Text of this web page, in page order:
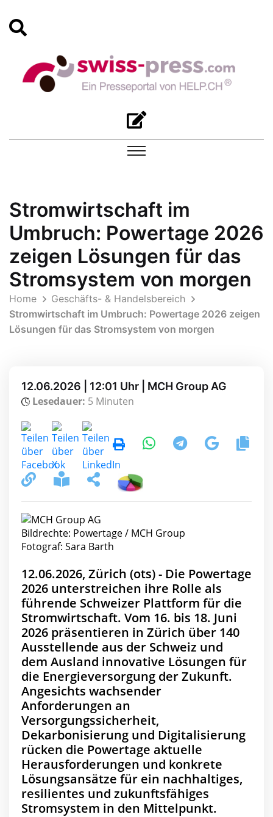
Stromwirtschaft im
Umbruch: Powertage 2026
zeigen Lösungen für das
Stromsystem von morgen
Home
Geschäfts- & Handelsbereich
Stromwirtschaft im Umbruch: Powertage 2026 zeigen
Lösungen für das Stromsystem von morgen
12.06.2026 | 12:01 Uhr | MCH Group AG
Lesedauer: 5 Minuten
Bildrechte: Powertage / MCH Group
Fotograf: Sara Barth
12.06.2026, Zürich (ots) - Die Powertage
2026 unterstreichen ihre Rolle als
führende Schweizer Plattform für die
Stromwirtschaft. Vom 16. bis 18. Juni
2026 präsentieren in Zürich über 140
Ausstellende aus der Schweiz und
dem Ausland innovative Lösungen für
die Energieversorgung der Zukunft.
Angesichts wachsender
Anforderungen an
Versorgungssicherheit,
Dekarbonisierung und Digitalisierung
rücken die Powertage aktuelle
Herausforderungen und konkrete
Lösungsansätze für ein nachhaltiges,
resilientes und zukunftsfähiges
Stromsystem in den Mittelpunkt.